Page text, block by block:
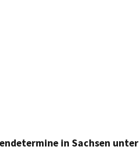
in Sachsen unter